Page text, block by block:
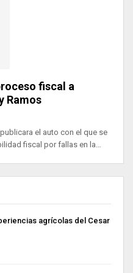
fiscal a
Ramos
el auto con el que se
fiscal por fallas en la…
agrícolas del Cesar